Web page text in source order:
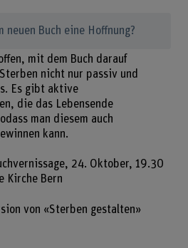
Buch eine Hoffnung?
mit dem Buch darauf
nicht nur passiv und
Es gibt aktive
die das Lebensende
man diesem auch
kann.
24. Oktober, 19.30
Kirche Bern
von «Sterben gestalten»